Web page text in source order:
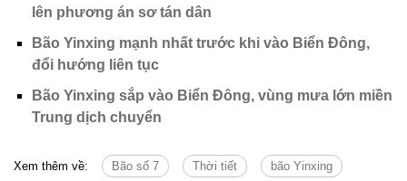
lên phương án sơ tán dân
Bão Yinxing mạnh nhất trước khi vào Biển Đông,
đổi hướng liên tục
Bão Yinxing sắp vào Biển Đông, vùng mưa lớn miền
Trung dịch chuyển
Xem thêm về: Bão số 7 Thời tiết bão Yinxing